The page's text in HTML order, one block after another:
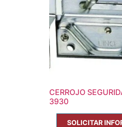
CERROJO
3930
SOLICITAR